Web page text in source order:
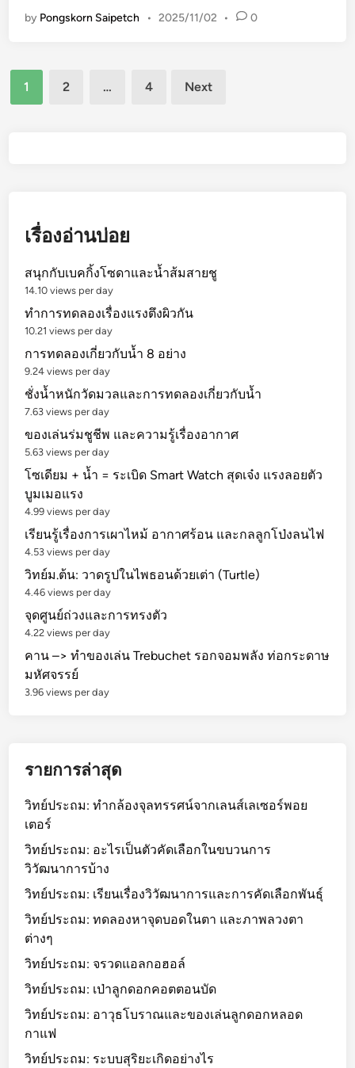
by Pongskorn Saipetch • 2025/11/02 • 0
Posts
pagination
1 2 … 4 Next
เรื่องอ่านบ่อย
สนุกกับเบคกิ้งโซดาและน้ำส้มสายชู
14.10 views per day
ทำการทดลองเรื่องแรงตึงผิวกัน
10.21 views per day
การทดลองเกี่ยวกับน้ำ 8 อย่าง
9.24 views per day
ชั่งน้ำหนักวัดมวลและการทดลองเกี่ยวกับน้ำ
7.63 views per day
ของเล่นร่มชูชีพ และความรู้เรื่องอากาศ
5.63 views per day
โซเดียม + น้ำ = ระเบิด Smart Watch สุดเจ๋ง แรงลอยตัว
บูมเมอแรง
4.99 views per day
เรียนรู้เรื่องการเผาไหม้ อากาศร้อน และกลลูกโป่งลนไฟ
4.53 views per day
วิทย์ม.ต้น: วาดรูปในไพธอนด้วยเต่า (Turtle)
4.46 views per day
จุดศูนย์ถ่วงและการทรงตัว
4.22 views per day
คาน –> ทำของเล่น Trebuchet รอกจอมพลัง ท่อกระดาษ
มหัศจรรย์
3.96 views per day
รายการล่าสุด
วิทย์ประถม: ทำกล้องจุลทรรศน์จากเลนส์เลเซอร์พอย
เตอร์
วิทย์ประถม: อะไรเป็นตัวคัดเลือกในขบวนการ
วิวัฒนาการบ้าง
วิทย์ประถม: เรียนเรื่องวิวัฒนาการและการคัดเลือกพันธุ์
วิทย์ประถม: ทดลองหาจุดบอดในตา และภาพลวงตา
ต่างๆ
วิทย์ประถม: จรวดแอลกอฮอล์
วิทย์ประถม: เป่าลูกดอกคอตตอนบัด
วิทย์ประถม: อาวุธโบราณและของเล่นลูกดอกหลอด
กาแฟ
วิทย์ประถม: ระบบสุริยะเกิดอย่างไร